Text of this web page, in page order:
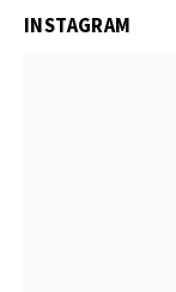
INSTAGRAM